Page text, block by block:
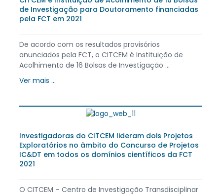
de Investigação para Doutoramento financiadas
pela FCT em 2021
De acordo com os resultados provisórios
anunciados pela FCT, o CITCEM é Instituição de
Acolhimento de 16 Bolsas de Investigação ...
Ver mais ...
Investigadoras do CITCEM lideram dois Projetos
Exploratórios no âmbito do Concurso de Projetos
IC&DT em todos os domínios científicos da FCT
2021
O CITCEM – Centro de Investigação Transdisciplinar